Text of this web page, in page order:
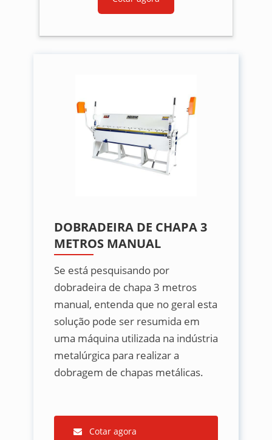
DOBRADEIRA DE CHAPA 3
METROS MANUAL
Se está pesquisando por
dobradeira de chapa 3 metros
manual, entenda que no geral esta
solução pode ser resumida em
uma máquina utilizada na indústria
metalúrgica para realizar a
dobragem de chapas metálicas.
Cotar agora